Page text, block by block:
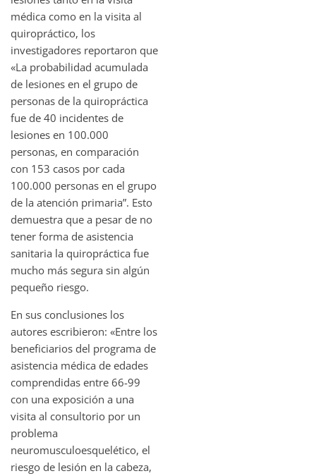
médica como en la visita al
quiropráctico, los
investigadores reportaron que
«La probabilidad acumulada
de lesiones en el grupo de
personas de la quiropráctica
fue de 40 incidentes de
lesiones en 100.000
personas, en comparación
con 153 casos por cada
100.000 personas en el grupo
de la atención primaria”. Esto
demuestra que a pesar de no
tener forma de asistencia
sanitaria la quiropráctica fue
mucho más segura sin algún
pequeño riesgo.
En sus conclusiones los
autores escribieron: «Entre los
beneficiarios del programa de
asistencia médica de edades
comprendidas entre 66-99
con una exposición a una
visita al consultorio por un
problema
neuromusculoesquelético, el
riesgo de lesión en la cabeza,